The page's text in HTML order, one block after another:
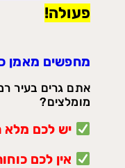
פעולה!
מחפשים מאמן
אתם גרים בעיר
מומלצים?
יש לכם מלא
אין לכם